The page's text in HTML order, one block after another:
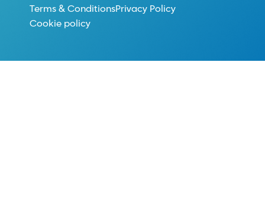
Terms & ConditionsPrivacy Policy
Cookie policy